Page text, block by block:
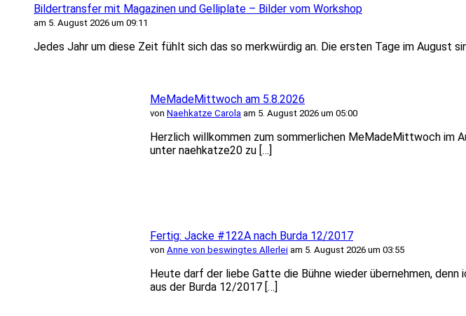
Bildertransfer mit Magazinen und Gelliplate – Bilder vom Workshop
am 5. August 2026 um 09:11
Jedes Jahr um diese Zeit fühlt sich das so merkwürdig an. Die ersten Tage im August
MeMadeMittwoch am 5.8.2026
von Naehkatze Carola am 5. August 2026 um 05:00
Herzlich willkommen zum sommerlichen MeMadeMittwoch im
unter naehkatze20 zu […]
Fertig: Jacke #122A nach Burda 12/2017
von Anne von beswingtes Allerlei am 5. August 2026 um 03:55
Heute darf der liebe Gatte die Bühne wieder übernehmen,
aus der Burda 12/2017 […]